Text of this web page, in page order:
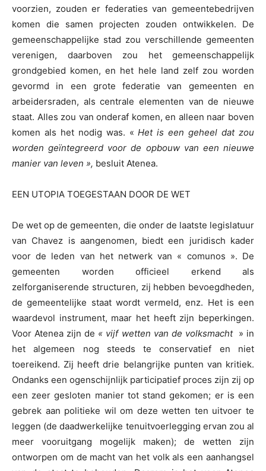
voorzien, zouden er federaties van gemeentebedrijven
komen die samen projecten zouden ontwikkelen. De
gemeenschappelijke stad zou verschillende gemeenten
verenigen, daarboven zou het gemeenschappelijk
grondgebied komen, en het hele land zelf zou worden
gevormd in een grote federatie van gemeenten en
arbeidersraden, als centrale elementen van de nieuwe
staat. Alles zou van onderaf komen, en alleen naar boven
komen als het nodig was. «Het is een geheel dat zou
worden geïntegreerd voor de opbouw van een nieuwe
manier van leven », besluit Atenea.
EEN UTOPIA TOEGESTAAN DOOR DE WET
De wet op de gemeenten, die onder de laatste legislatuur
van Chavez is aangenomen, biedt een juridisch kader
voor de leden van het netwerk van « comunos ». De
gemeenten worden officieel erkend als
zelforganiserende structuren, zij hebben bevoegdheden,
de gemeentelijke staat wordt vermeld, enz. Het is een
waardevol instrument, maar het heeft zijn beperkingen.
Voor Atenea zijn de « vijf wetten van de volksmacht » in
het algemeen nog steeds te conservatief en niet
toereikend. Zij heeft drie belangrijke punten van kritiek.
Ondanks een ogenschijnlijk participatief proces zijn zij op
een zeer gesloten manier tot stand gekomen; er is een
gebrek aan politieke wil om deze wetten ten uitvoer te
leggen (de daadwerkelijke tenuitvoerlegging ervan zou al
meer vooruitgang mogelijk maken); de wetten zijn
ontworpen om de macht van het volk als een aanhangsel